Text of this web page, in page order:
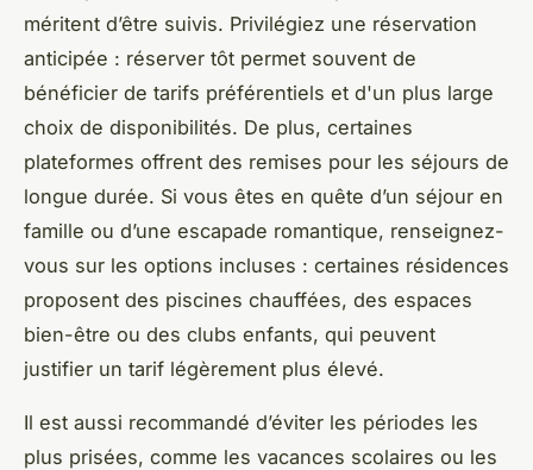
méritent d’être suivis. Privilégiez une réservation
anticipée : réserver tôt permet souvent de
bénéficier de tarifs préférentiels et d'un plus large
choix de disponibilités. De plus, certaines
plateformes offrent des remises pour les séjours de
longue durée. Si vous êtes en quête d’un séjour en
famille ou d’une escapade romantique, renseignez-
vous sur les options incluses : certaines résidences
proposent des piscines chauffées, des espaces
bien-être ou des clubs enfants, qui peuvent
justifier un tarif légèrement plus élevé.
Il est aussi recommandé d’éviter les périodes les
plus prisées, comme les vacances scolaires ou les